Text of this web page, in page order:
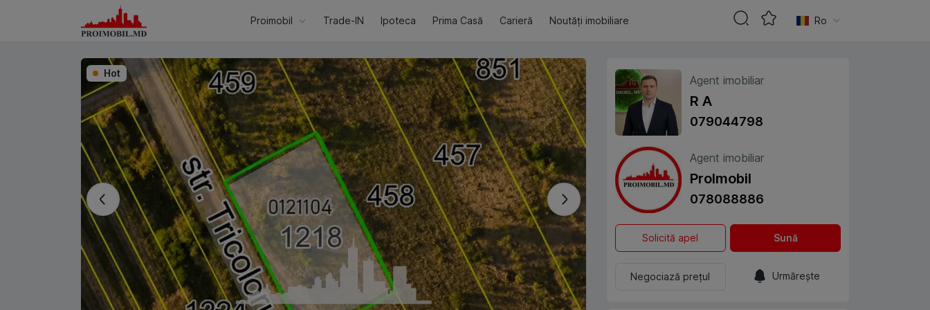
Hot
Agent imobiliar
R A
079044798
Agent imobiliar
ProImobil
078088886
Solicită apel Sună
Negociază prețul Urmărește
Proimobil Trade-IN Ipoteca Prima Casă Carieră Noutăți imobiliare Ro